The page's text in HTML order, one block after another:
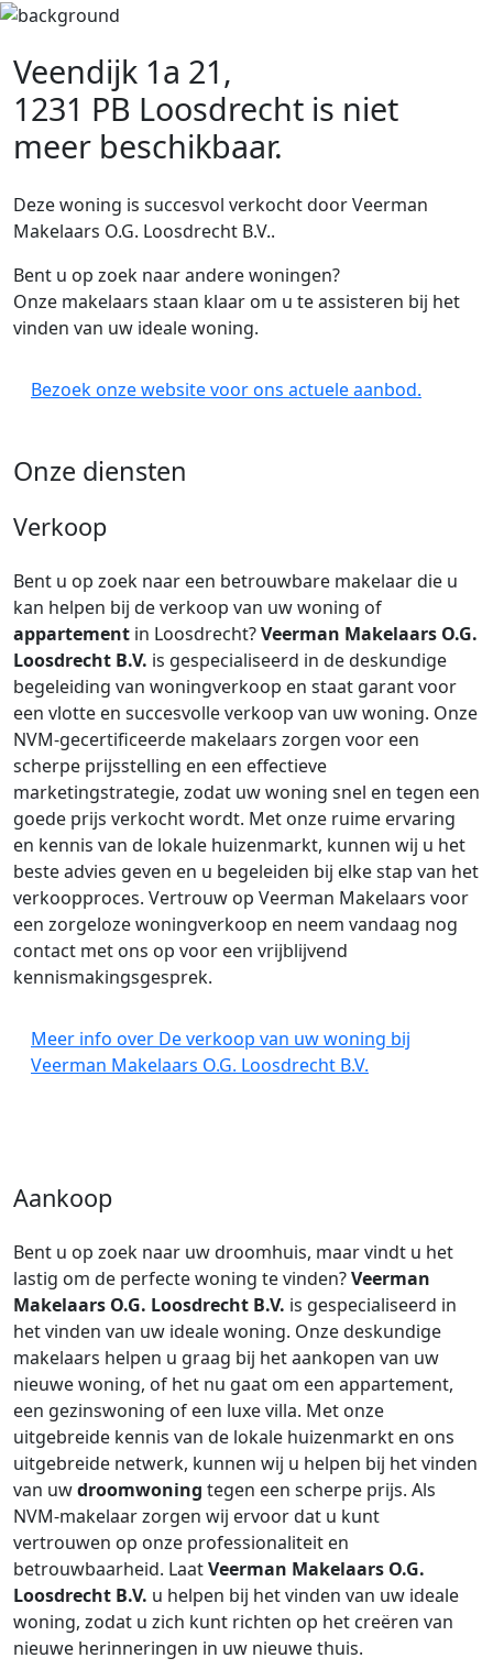
Veendijk 1a 21,
1231 PB Loosdrecht is niet
meer beschikbaar.
Deze woning is succesvol verkocht door Veerman
Makelaars O.G. Loosdrecht B.V..
Bent u op zoek naar andere woningen?
Onze makelaars staan klaar om u te assisteren bij het
vinden van uw ideale woning.
Bezoek onze website voor ons actuele aanbod.
Onze diensten
Verkoop
Bent u op zoek naar een betrouwbare makelaar die u
kan helpen bij de verkoop van uw woning of
appartement in Loosdrecht?Veerman Makelaars O.G.
Loosdrecht B.V. is gespecialiseerd in de deskundige
begeleiding van woningverkoop en staat garant voor
een vlotte en succesvolle verkoop van uw woning. Onze
NVM-gecertificeerde makelaars zorgen voor een
scherpe prijsstelling en een effectieve
marketingstrategie, zodat uw woning snel en tegen een
goede prijs verkocht wordt. Met onze ruime ervaring
en kennis van de lokale huizenmarkt, kunnen wij u het
beste advies geven en u begeleiden bij elke stap van het
verkoopproces. Vertrouw op Veerman Makelaars voor
een zorgeloze woningverkoop en neem vandaag nog
contact met ons op voor een vrijblijvend
kennismakingsgesprek.
Meer info over De verkoop van uw woning bij
Veerman Makelaars O.G. Loosdrecht B.V.
Aankoop
Bent u op zoek naar uw droomhuis, maar vindt u het
lastig om de perfecte woning te vinden?Veerman
Makelaars O.G. Loosdrecht B.V. is gespecialiseerd in
het vinden van uw ideale woning. Onze deskundige
makelaars helpen u graag bij het aankopen van uw
nieuwe woning, of het nu gaat om een appartement,
een gezinswoning of een luxe villa. Met onze
uitgebreide kennis van de lokale huizenmarkt en ons
uitgebreide netwerk, kunnen wij u helpen bij het vinden
van uwdroomwoning tegen een scherpe prijs. Als
NVM-makelaar zorgen wij ervoor dat u kunt
vertrouwen op onze professionaliteit en
betrouwbaarheid. LaatVeerman Makelaars O.G.
Loosdrecht B.V. u helpen bij het vinden van uw ideale
woning, zodat u zich kunt richten op het creëren van
nieuwe herinneringen in uw nieuwe thuis.